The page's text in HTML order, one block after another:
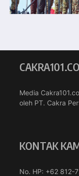
Media
oleh PT. Cakra
KONTAK
No. HP: +62 812-